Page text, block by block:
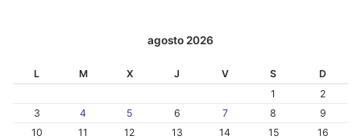
agosto 2026
L M X J V S
D
1
2
3
4 5 6 7 8
9
10
11 12 13 14 15
16